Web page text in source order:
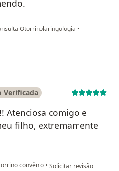
Otorrinolaringologia •
Verificada
Atenciosa comigo e
filho, extremamente
convênio • na opinião do utilizador
Solicitar revisão